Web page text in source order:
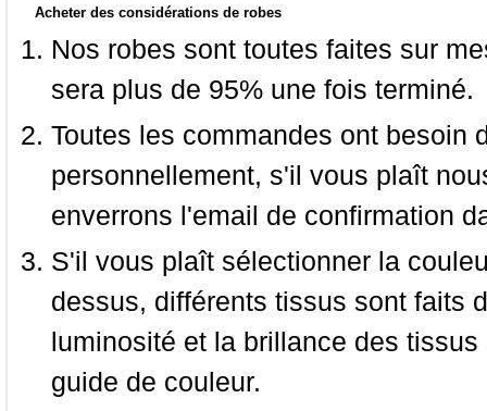
Acheter des considérations de robes
Nos robes sont toutes faites sur
sera plus de 95% une fois terminé.
Toutes les commandes ont besoin
personnellement, s'il vous plaît
enverrons l'email de confirmation
S'il vous plaît sélectionner la
dessus, différents tissus sont faits
luminosité et la brillance des
guide de couleur.